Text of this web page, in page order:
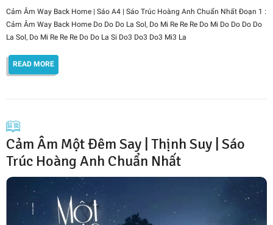
Cảm Âm Way Back Home | Sáo A4 | Sáo Trúc Hoàng Anh Chuẩn Nhất Đoạn 1 :
Cảm Âm Way Back Home Do Do Do La Sol, Do Mi Re Re Re Do Mi Do Do Do Do
La Sol, Do Mi Re Re Re Do Do La Si Do3 Do3 Do3 Mi3 La
READ MORE
Cảm Âm Một Đêm Say | Thịnh Suy | Sáo
Trúc Hoàng Anh Chuẩn Nhất